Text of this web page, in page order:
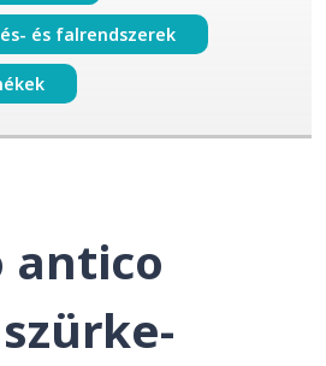
és falrendszerek
antico